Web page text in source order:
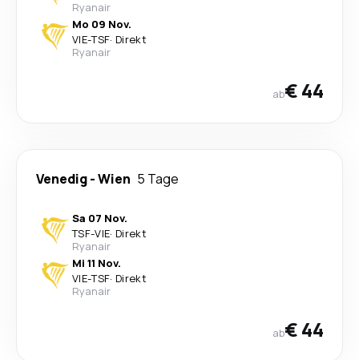
Ryanair
Mo 09 Nov.
VIE-TSF· Direkt
Ryanair
ab€ 44
Venedig-Wien 5 Tage
Sa 07 Nov.
TSF-VIE· Direkt
Ryanair
Mi 11 Nov.
VIE-TSF· Direkt
Ryanair
ab€ 44